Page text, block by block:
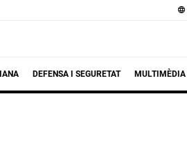
language
DEFENSA I SEGURETAT MULTIMÈDIA